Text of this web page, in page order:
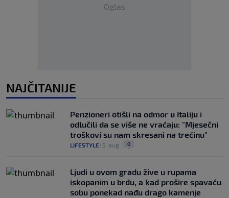
Oglas
NAJČITANIJE
Penzioneri otišli na odmor u Italiju i
odlučili da se više ne vraćaju: "Mjesečni
troškovi su nam skresani na trećinu"
LIFESTYLE 5. aug. 0
Ljudi u ovom gradu žive u rupama
iskopanim u brdu, a kad prošire spavaću
sobu ponekad nađu drago kamenje